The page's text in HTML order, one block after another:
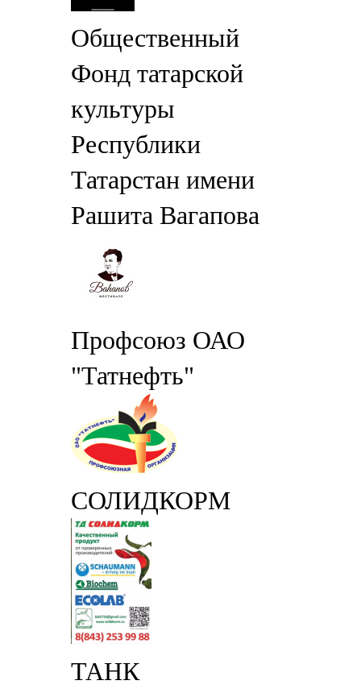
Общественный
Фонд татарской
культуры
Республики
Татарстан имени
Рашита Вагапова
Профсоюз ОАО
"Татнефть"
СОЛИДКОРМ
ТАНК